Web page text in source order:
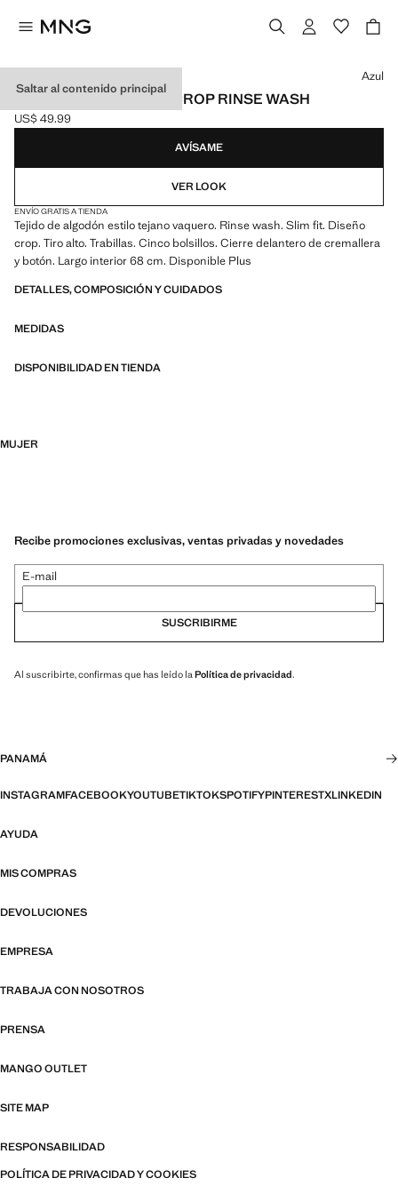
Saltar al contenido principal
JEANS CLAUDIA SLIM CROP RINSE WASH
Precio actual [US$ 49.99 ]
US$ 49.99
Selecciona un color
Azul
AVÍSAME
VER LOOK
ENVÍO GRATIS A TIENDA
Tejido de algodón estilo tejano vaquero. Rinse wash. Slim fit. Diseño
crop. Tiro alto. Trabillas. Cinco bolsillos. Cierre delantero de cremallera
y botón. Largo interior 68 cm. Disponible Plus
DETALLES, COMPOSICIÓN Y CUIDADOS
MEDIDAS
DISPONIBILIDAD EN TIENDA
MUJER
Recibe promociones exclusivas, ventas privadas y novedades
E-mail
SUSCRIBIRME
Al suscribirte, confirmas que has leído la Política de privacidad.
PANAMÁ
INSTAGRAMFACEBOOKYOUTUBETIKTOKSPOTIFYPINTERESTXLINKEDIN
AYUDA
MIS COMPRAS
DEVOLUCIONES
EMPRESA
TRABAJA CON NOSOTROS
PRENSA
MANGO OUTLET
SITE MAP
RESPONSABILIDAD
POLÍTICA DE PRIVACIDAD Y COOKIES